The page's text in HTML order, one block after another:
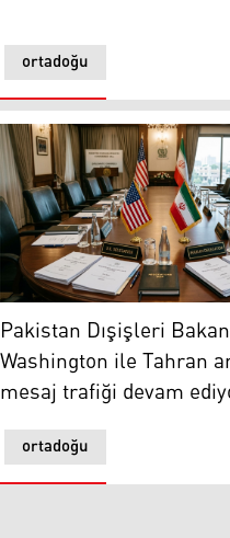
ortadoğu
barış anlaşması
Pakistan Dışişleri
ortadoğu
Pakistan Dışişleri
Washington ile Tahran
mesaj trafiği devam